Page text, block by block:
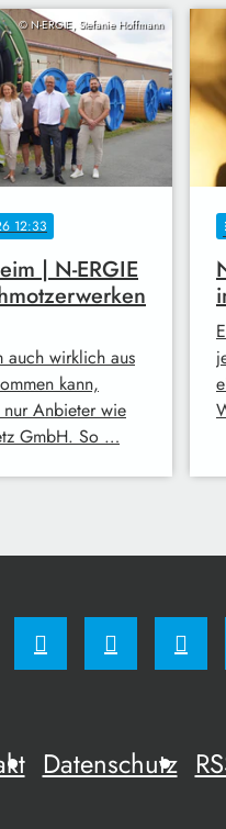
© N-ERGIE, Stefanie Hoffmann
12:33
| N-ERGIE
auch wirklich aus
kann,
Anbieter wie
GmbH. So …
Datenschutz